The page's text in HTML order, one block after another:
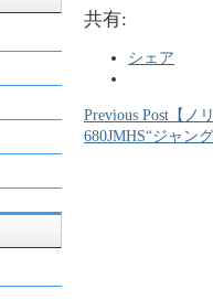
共有:
シェア
Previous Post 【ノ
680JMHS“ジャン